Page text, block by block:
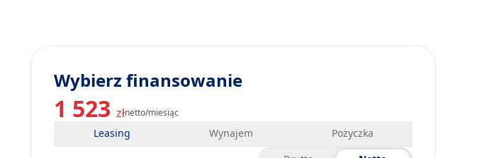
Wybierz finansowanie
1 523 złnetto/miesiąc
Leasing Wynajem
Pożyczka